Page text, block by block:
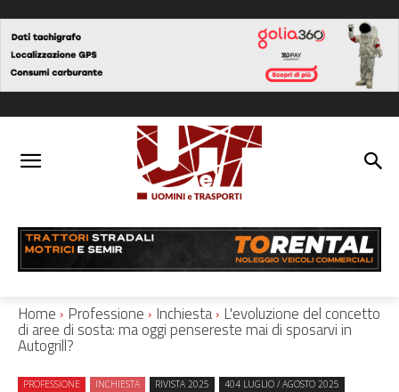
Home Professione Inchiesta L'evoluzione del concetto
di aree di sosta: ma oggi pensereste mai di sposarvi in
Autogrill?
PROFESSIONE INCHIESTA RIVISTA 2025 404 LUGLIO / AGOSTO 2025